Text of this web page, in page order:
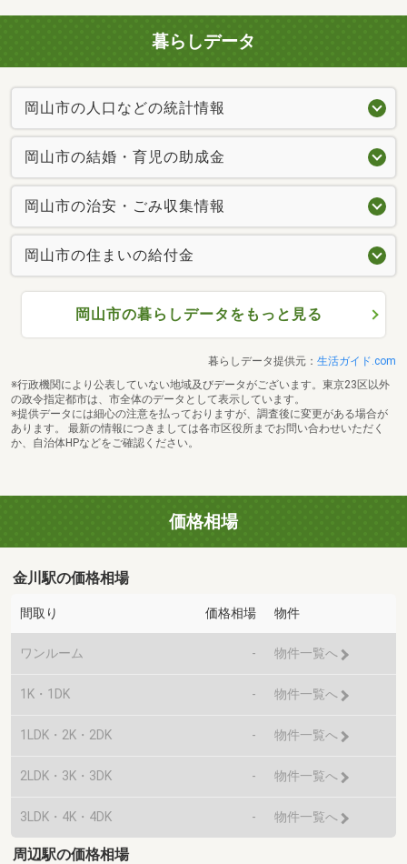
暮らしデータ
岡山市の人口などの統計情報
岡山市の結婚・育児の助成金
岡山市の治安・ごみ収集情報
岡山市の住まいの給付金
岡山市の暮らしデータをもっと見る
暮らしデータ提供元： 生活ガイド.com
※行政機関により公表していない地域及びデータがございます。東京23区以外
の政令指定都市は、市全体のデータとして表示しています。
※提供データには細心の注意を払っておりますが、調査後に変更がある場合が
あります。 最新の情報につきましては各市区役所までお問い合わせいただく
か、自治体HPなどをご確認ください。
価格相場
金川駅の価格相場
間取り 価格相場 物件
ワンルーム - 物件一覧へ
1K・1DK - 物件一覧へ
1LDK・2K・2DK - 物件一覧へ
2LDK・3K・3DK - 物件一覧へ
3LDK・4K・4DK - 物件一覧へ
周辺駅の価格相場